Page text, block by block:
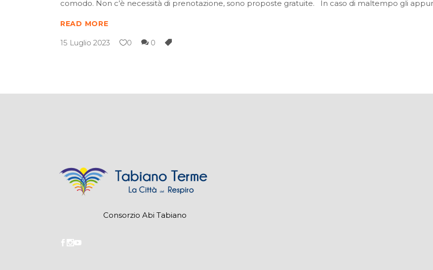
comodo. Non c’è necessità di prenotazione, sono proposte gratuite. In caso di maltempo gli
READ MORE
15 Luglio 2023 0 0
Consorzio Abi Tabiano